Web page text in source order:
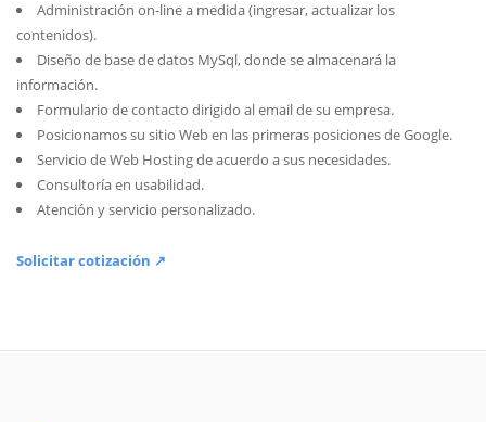
Administración on-line a medida (ingresar, actualizar los
contenidos).
Diseño de base de datos MySql, donde se almacenará la
información.
Formulario de contacto dirigido al email de su empresa.
Posicionamos su sitio Web en las primeras posiciones de Google.
Servicio de Web Hosting de acuerdo a sus necesidades.
Consultoría en usabilidad.
Atención y servicio personalizado.
Solicitar cotización ↗